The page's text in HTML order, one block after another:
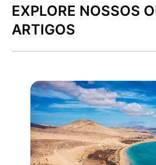
EXPLORE NOSSOS
ARTIGOS